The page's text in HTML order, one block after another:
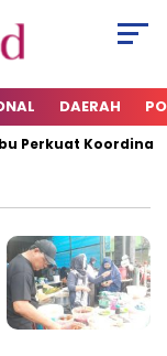
DAERAH
Perkuat